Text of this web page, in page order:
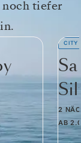
noch tiefer
CITY
2
AB